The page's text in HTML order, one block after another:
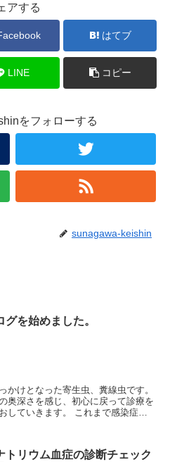
アする
はてブ
LINE コピー
をフォローする
sunagawa-keishin
グを始めました。
かけとなった寄生虫、糞線虫です。
奥深さを感じ、初心に戻って診療を
。 これまで感染症の
トリウム血症の診断チェック